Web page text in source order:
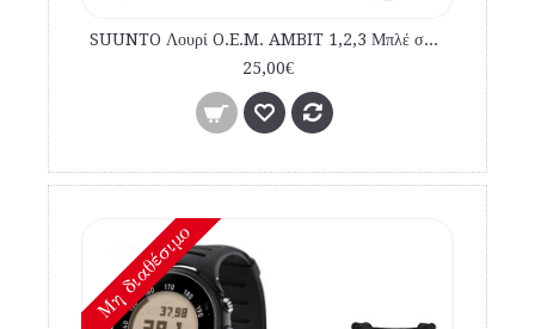
SUUNTO Λουρί O.E.M. AMBIT 1,2,3 Μπλέ σκούρο εμπορίου
25,00€
Mη διαθέσιμο